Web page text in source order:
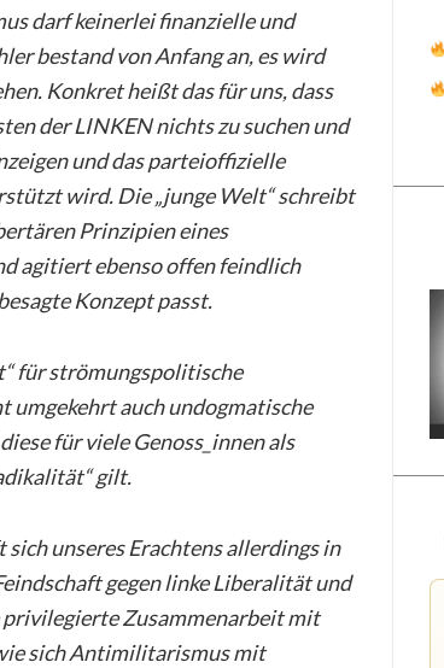
darf keinerlei finanzielle und
bestand von Anfang an, es wird
Konkret heißt das für uns, dass
der LINKEN nichts zu suchen und
und das parteioffizielle
wird. Die „junge Welt“ schreibt
Prinzipien eines
agitiert ebenso offen feindlich
Konzept passt.
für strömungspolitische
umgekehrt auch undogmatische
für viele Genoss_innen als
gilt.
unseres Erachtens allerdings in
gegen linke Liberalität und
Zusammenarbeit mit
sich Antimilitarismus mit